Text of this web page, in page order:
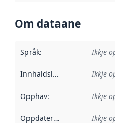
Om dataane
Språk: Ikkje
Innhaldsleverandørar :
Ikkje
Opphav: Ikkje
Oppdateringsfrekvens :
Ikkje